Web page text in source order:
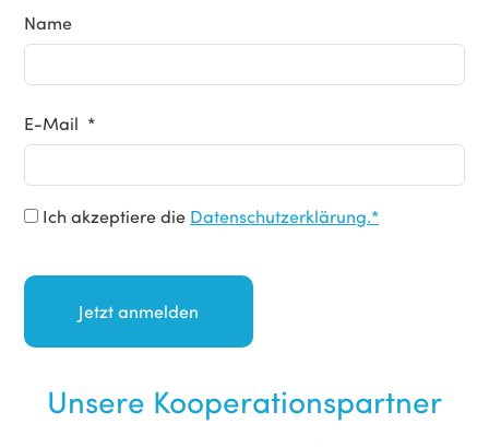
Name
E-Mail *
Ich akzeptiere die Datenschutzerklärung.*
Unsere Kooperationspartner